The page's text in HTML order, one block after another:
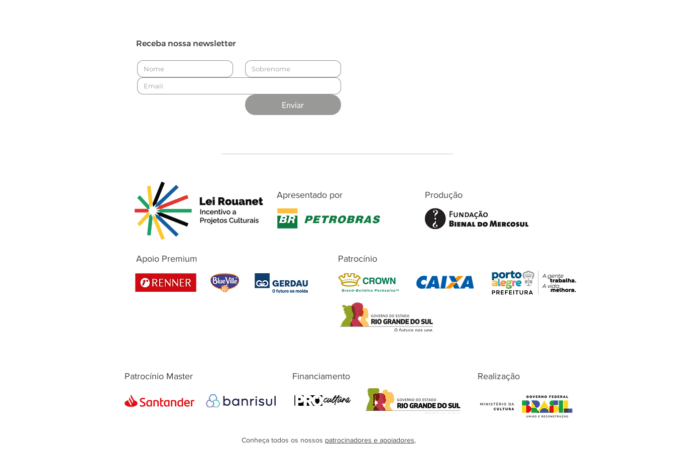
Receba nossa newsletter
Enviar
Apresentado por Produção
Apoio Premium Patrocínio
Patrocínio Master Financiamento Realização
Conheça todos os nossos patrocinadores e apoiadores,